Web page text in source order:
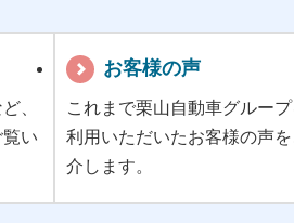
、
い
お客様の声
これまで栗山自動車グルー
利用いただいたお客様の声
介します。